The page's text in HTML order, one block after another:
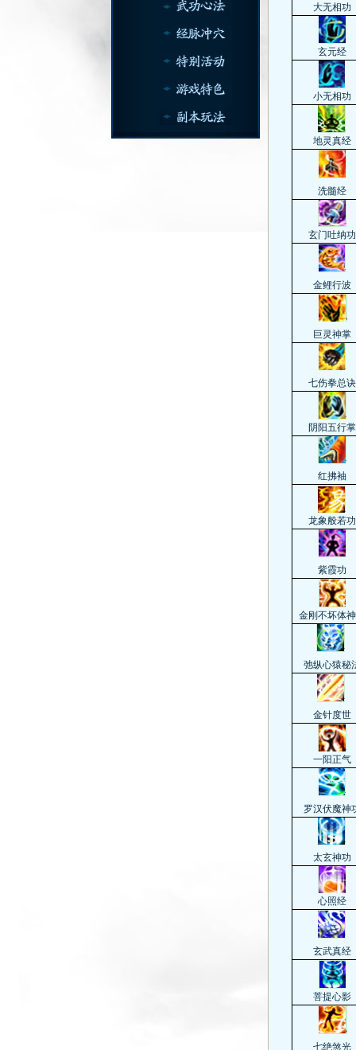
大无相功
玄元经
小无相功
地灵真经
洗髓经
玄门吐纳功
金鲤行波
巨灵神掌
七伤拳总诀
阴阳五行掌
红拂袖
龙象般若功
紫霞功
金刚不坏体
弛纵心猿秘
金针度世
一阳正气
罗汉伏魔神
太玄神功
心照经
玄武真经
菩提心影
七绝煞光